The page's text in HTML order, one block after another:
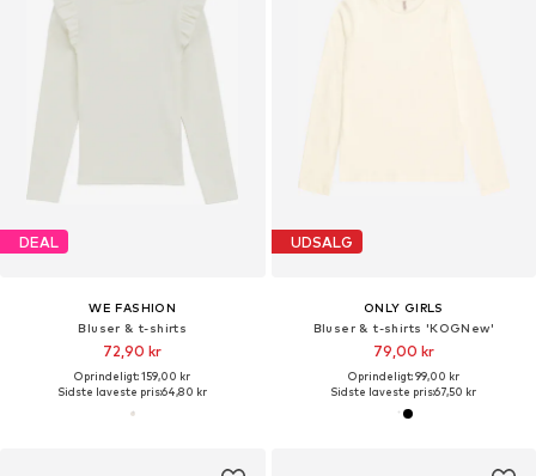
DEAL
WE FASHION
Bluser & t-shirts
72,90 kr
Oprindeligt: 159,00 kr
Sidste laveste pris:64,80 kr
UDSALG
ONLY GIRLS
Bluser & t-shirts 'KOGNew'
79,00 kr
Oprindeligt: 99,00 kr
Sidste laveste pris:67,50 kr